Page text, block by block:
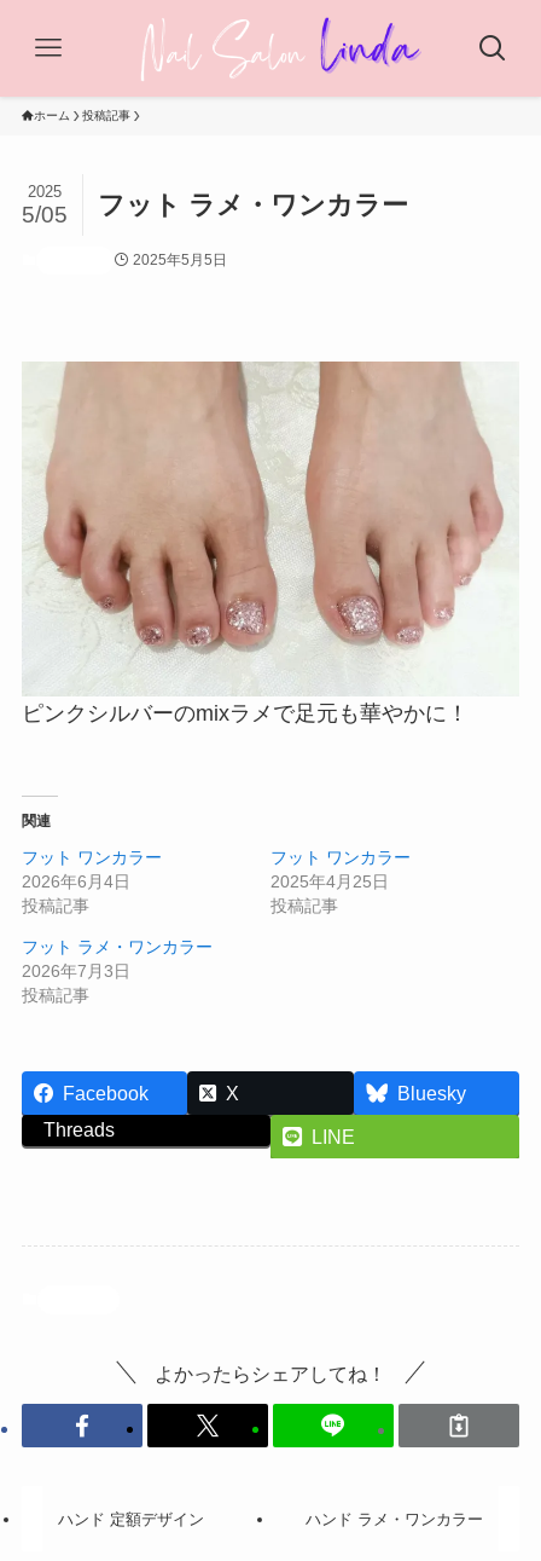
ホーム 投稿記事
フット ラメ・ワンカラー
2025
5/05
2025年5月5日
ピンクシルバーのmixラメで足元も華やかに！
関連
フット ワンカラー
2026年6月4日
投稿記事
フット ワンカラー
2025年4月25日
投稿記事
フット ラメ・ワンカラー
2026年7月3日
投稿記事
Facebook X
Bluesky
Threads
LINE
よかったらシェアしてね！
ハンド 定額デザイン ハンド ラメ・ワンカラー